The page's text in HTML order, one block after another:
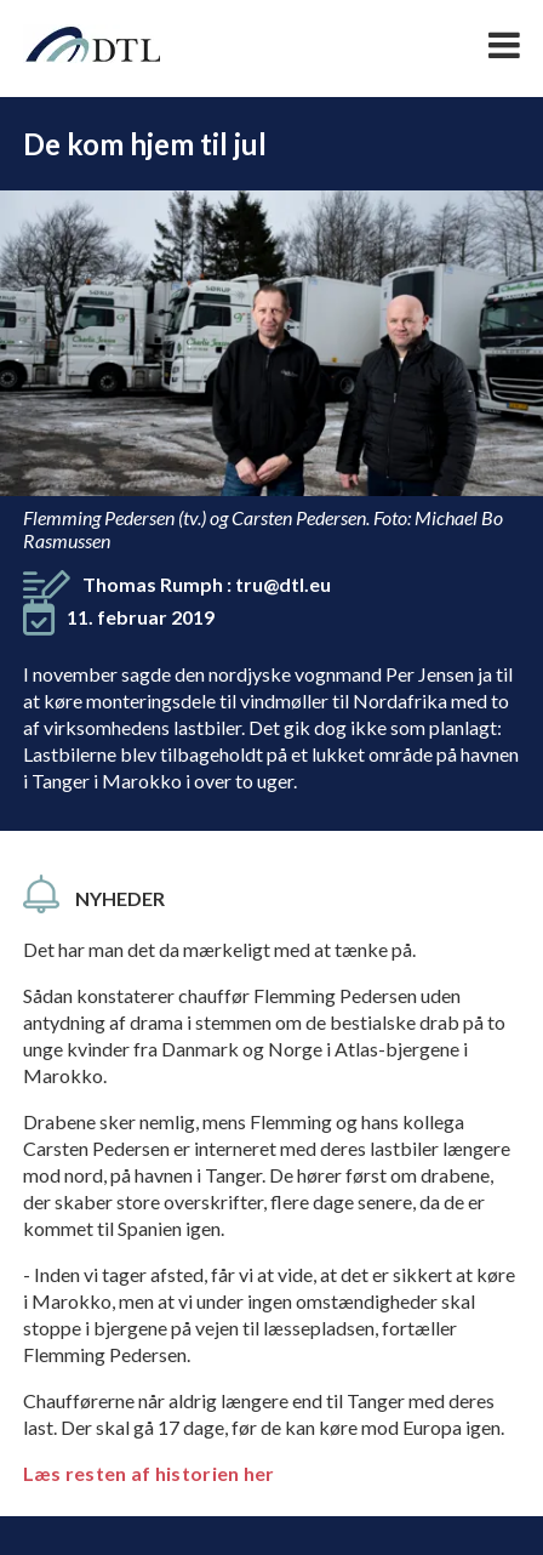
DEL
NYHEDER
De kom hjem til jul
I november sagde den nordjyske vognmand Per Jensen ja til
at køre monteringsdele til vindmøller til Nordafrika med to
af virksomhedens lastbiler. Det gik dog ikke som planlagt:
Lastbilerne blev tilbageholdt på et lukket område på havnen
i Tanger i Marokko i over to uger.
Flemming Pedersen (tv.) og Carsten Pedersen. Foto: Michael Bo
Rasmussen
Thomas Rumph : tru@dtl.eu
11. februar 2019
Det har man det da mærkeligt med at tænke på.
Sådan konstaterer chauffør Flemming Pedersen uden
antydning af drama i stemmen om de bestialske drab på to
unge kvinder fra Danmark og Norge i Atlas-bjergene i
Marokko.
Drabene sker nemlig, mens Flemming og hans kollega
Carsten Pedersen er in­terneret med deres lastbiler længere
mod nord, på havnen i Tanger. De hører først om drabene,
der skaber store overskrif­ter, flere dage senere, da de er
kommet til Spanien igen.
- Inden vi tager afsted, får vi at vide, at det er sikkert at køre
i Marokko, men at vi under ingen omstændigheder skal
stoppe i bjergene på vejen til læssepladsen, fortæl­ler
Flemming Pedersen.
Chaufførerne når aldrig længere end til Tanger med deres
last. Der skal gå 17 dage, før de kan køre mod Europa igen.
Læs resten af historien her